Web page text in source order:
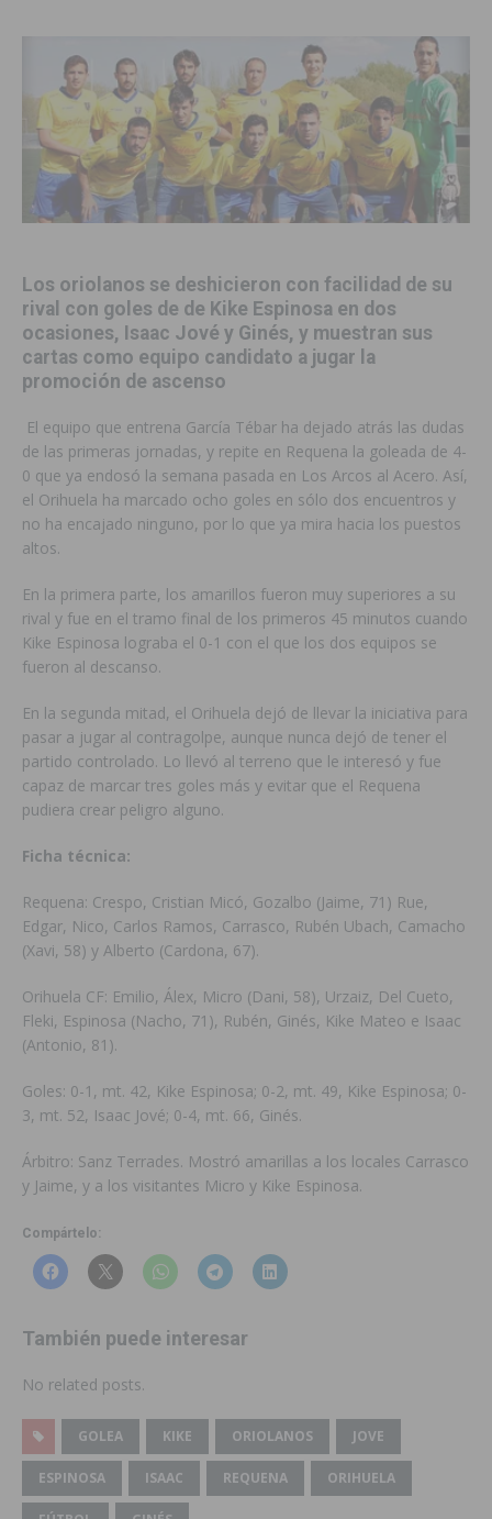
Los oriolanos se deshicieron con facilidad de su
rival con goles de de Kike Espinosa en dos
ocasiones, Isaac Jové y Ginés, y muestran sus
cartas como equipo candidato a jugar la
promoción de ascenso
El equipo que entrena García Tébar ha dejado atrás las dudas
de las primeras jornadas, y repite en Requena la goleada de 4-
0 que ya endosó la semana pasada en Los Arcos al Acero. Así,
el Orihuela ha marcado ocho goles en sólo dos encuentros y
no ha encajado ninguno, por lo que ya mira hacia los puestos
altos.
En la primera parte, los amarillos fueron muy superiores a su
rival y fue en el tramo final de los primeros 45 minutos cuando
Kike Espinosa lograba el 0-1 con el que los dos equipos se
fueron al descanso.
En la segunda mitad, el Orihuela dejó de llevar la iniciativa para
pasar a jugar al contragolpe, aunque nunca dejó de tener el
partido controlado. Lo llevó al terreno que le interesó y fue
capaz de marcar tres goles más y evitar que el Requena
pudiera crear peligro alguno.
Ficha técnica:
Requena: Crespo, Cristian Micó, Gozalbo (Jaime, 71) Rue,
Edgar, Nico, Carlos Ramos, Carrasco, Rubén Ubach, Camacho
(Xavi, 58) y Alberto (Cardona, 67).
Orihuela CF: Emilio, Álex, Micro (Dani, 58), Urzaiz, Del Cueto,
Fleki, Espinosa (Nacho, 71), Rubén, Ginés, Kike Mateo e Isaac
(Antonio, 81).
Goles: 0-1, mt. 42, Kike Espinosa; 0-2, mt. 49, Kike Espinosa; 0-
3, mt. 52, Isaac Jové; 0-4, mt. 66, Ginés.
Árbitro: Sanz Terrades. Mostró amarillas a los locales Carrasco
y Jaime, y a los visitantes Micro y Kike Espinosa.
Compártelo:
También puede interesar
No related posts.
GOLEA KIKE ORIOLANOS JOVE
ESPINOSA ISAAC REQUENA ORIHUELA